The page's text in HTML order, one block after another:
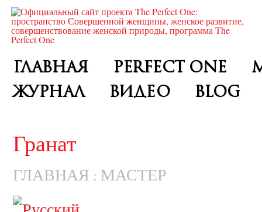
ГЛАВНАЯ PERFECT ONE
ЖУРНАЛ
ВИДЕО BLOG
Гранат
ГЛАВНАЯ : МАСТЕР